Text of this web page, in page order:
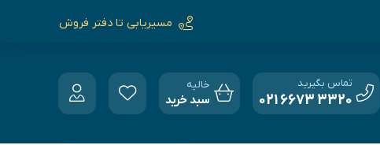
مسیریابی تا دفتر فروش
تماس بگیرید
021 6673 3320
خالیه
سبد خرید